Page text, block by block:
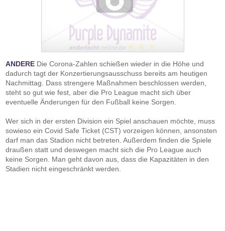
ANDERE Die Corona-Zahlen schießen wieder in die Höhe und
dadurch tagt der Konzertierungsausschuss bereits am heutigen
Nachmittag. Dass strengere Maßnahmen beschlossen werden,
steht so gut wie fest, aber die Pro League macht sich über
eventuelle Änderungen für den Fußball keine Sorgen.
Wer sich in der ersten Division ein Spiel anschauen möchte, muss
sowieso ein Covid Safe Ticket (CST) vorzeigen können, ansonsten
darf man das Stadion nicht betreten. Außerdem finden die Spiele
draußen statt und deswegen macht sich die Pro League auch
keine Sorgen. Man geht davon aus, dass die Kapazitäten in den
Stadien nicht eingeschränkt werden.